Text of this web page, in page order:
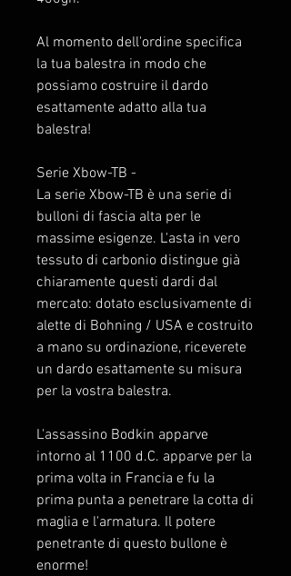
Al momento dell'ordine specifica
la tua balestra in modo che
possiamo costruire il dardo
esattamente adatto alla tua
balestra!
Serie Xbow-TB -
La serie Xbow-TB è una serie di
bulloni di fascia alta per le
massime esigenze. L'asta in vero
tessuto di carbonio distingue già
chiaramente questi dardi dal
mercato: dotato esclusivamente di
alette di Bohning / USA e costruito
a mano su ordinazione, riceverete
un dardo esattamente su misura
per la vostra balestra.
L'assassino Bodkin apparve
intorno al 1100 d.C. apparve per la
prima volta in Francia e fu la
prima punta a penetrare la cotta di
maglia e l'armatura. Il potere
penetrante di questo bullone è
enorme!